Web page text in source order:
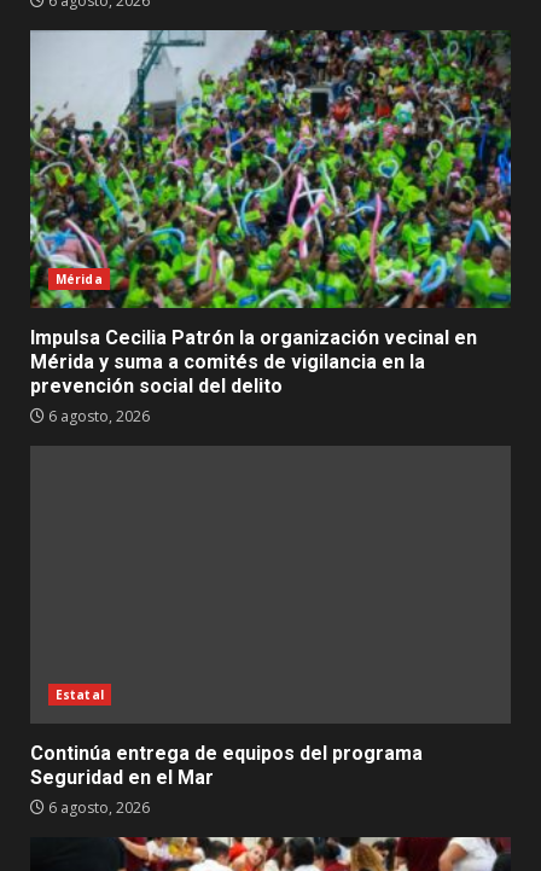
Mérida
Impulsa Cecilia Patrón la organización vecinal en
Mérida y suma a comités de vigilancia en la
prevención social del delito
6 agosto, 2026
Estatal
Continúa entrega de equipos del programa
Seguridad en el Mar
6 agosto, 2026